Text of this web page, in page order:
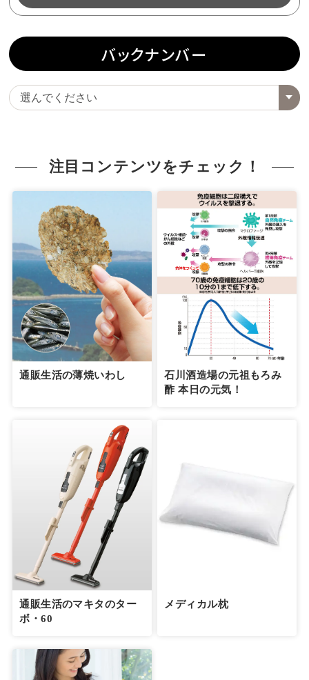
バックナンバー
注目コンテンツをチェック！
通販生活の薄焼いわし
石川酒造場の元祖もろみ
酢 本日の元気！
通販生活のマキタのター
ボ・60
メディカル枕